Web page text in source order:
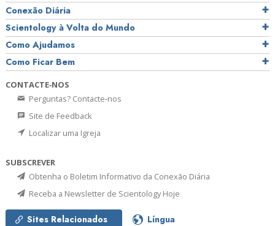
Conexão Diária
Scientology à Volta do Mundo
Como Ajudamos
Como Ficar Bem
CONTACTE‑NOS
Perguntas? Contacte‑nos
Site de Feedback
Localizar uma Igreja
SUBSCREVER
Obtenha o Boletim Informativo da Conexão Diária
Receba a Newsletter de Scientology Hoje
Sites Relacionados Língua